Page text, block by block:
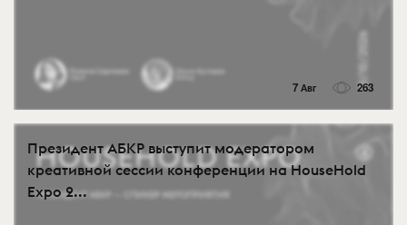
7 Авг 263
Президент АБКР выступит модератором
креативной сессии конференции на HouseHold
Expo 2...